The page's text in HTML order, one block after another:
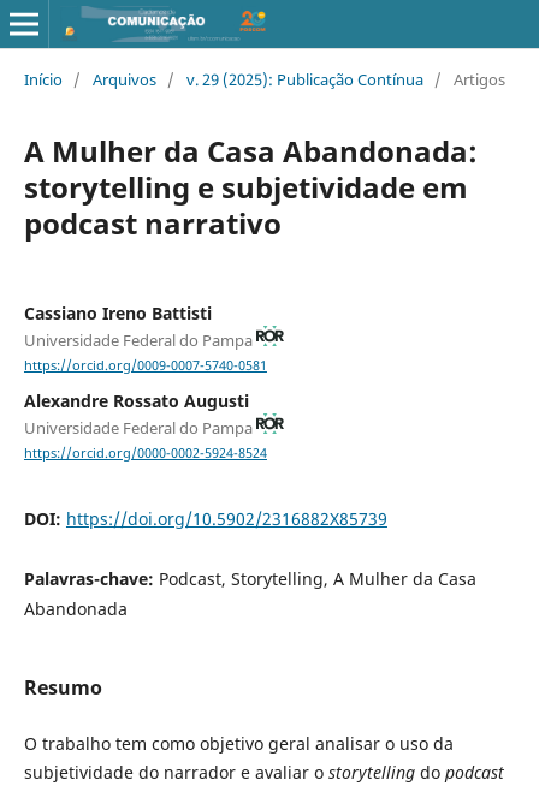
Início / Arquivos / v. 29 (2025): Publicação Contínua / Artigos
A Mulher da Casa Abandonada:
storytelling e subjetividade em
podcast narrativo
Cassiano Ireno Battisti
Universidade Federal do Pampa
https://orcid.org/0009-0007-5740-0581
Alexandre Rossato Augusti
Universidade Federal do Pampa
https://orcid.org/0000-0002-5924-8524
DOI: https://doi.org/10.5902/2316882X85739
Palavras-chave: Podcast, Storytelling, A Mulher da Casa
Abandonada
Resumo
O trabalho tem como objetivo geral analisar o uso da
subjetividade do narrador e avaliar o storytellingdo podcast